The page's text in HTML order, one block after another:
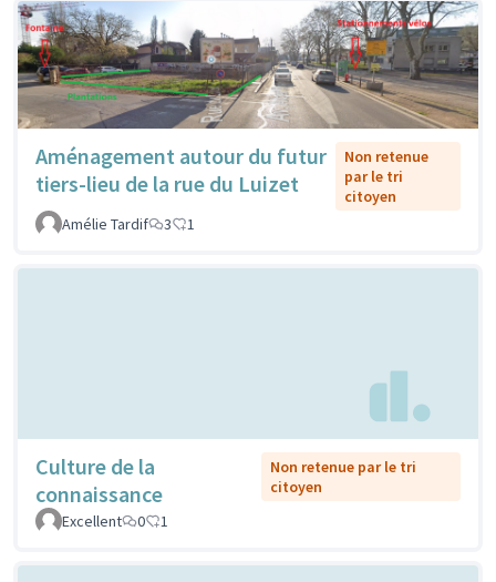
Aménagement autour du futur
tiers-lieu de la rue du Luizet
Non retenue
par le tri
citoyen
Amélie Tardif
3 1
Culture de la
connaissance
Non retenue par le tri
citoyen
Excellent
0 1